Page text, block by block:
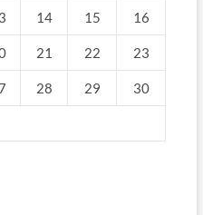
14 15 16
21 22 23
28 29 30